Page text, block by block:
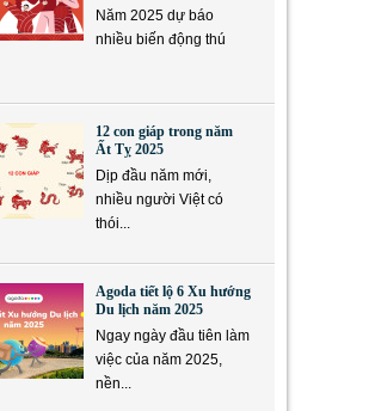
Năm 2025 dự báo
nhiều biến động thú
12 con giáp trong năm
Ất Tỵ 2025
Dịp đầu năm mới,
nhiều người Việt có
thói...
Agoda tiết lộ 6 Xu hướng
Du lịch năm 2025
Ngay ngày đầu tiên làm
việc của năm 2025,
nền...